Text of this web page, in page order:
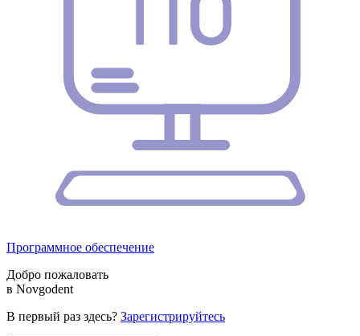
Программное обеспечение
Добро пожаловать
в Novgodent
В первый раз здесь? Зарегистрируйтесь